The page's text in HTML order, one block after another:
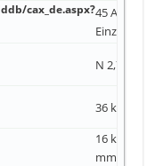
cax_de.aspx?45 A Nein
N 2,7
36 kA 34
16 kA
mm²)